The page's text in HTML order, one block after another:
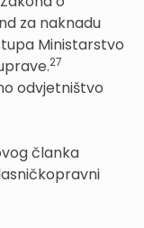
za naknadu
Ministarstvo
27
odvjetništvo
članka